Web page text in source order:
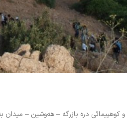
دره بازرگه – هه‌وشین – میدان به‌له‌ک مهاباد